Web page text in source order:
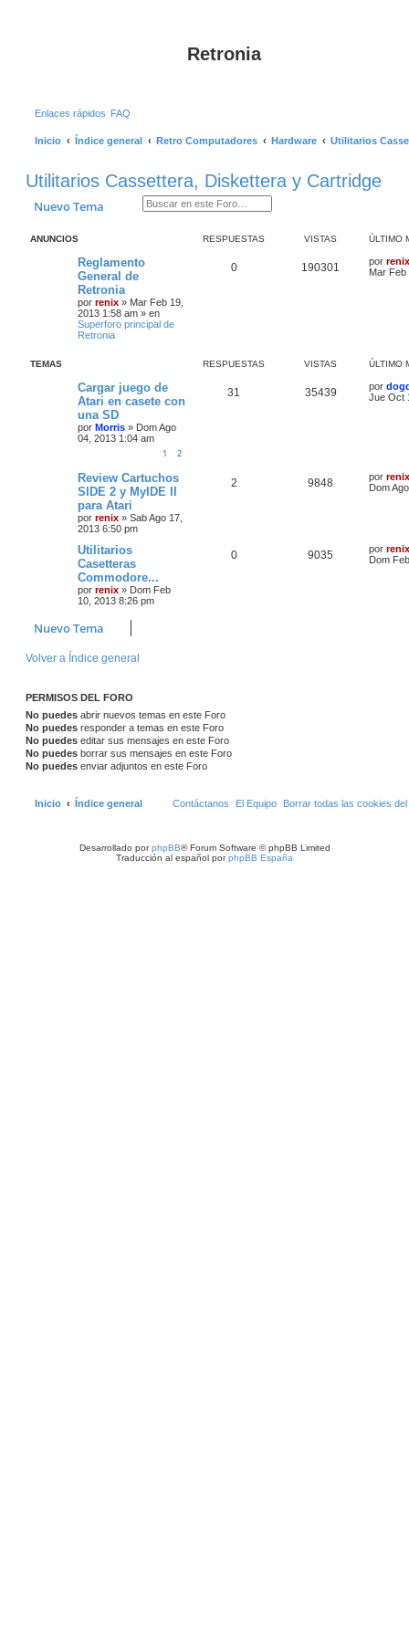
Retronia
Enlaces rápidos FAQ
Inicio Índice general Retro Computadores Hardware Utilitarios
Utilitarios Cassettera, Diskettera y Cartridge
Nuevo Tema Buscar
Búsqueda avanzada
ANUNCIOS RESPUESTAS VISTAS ÚLTIMO
Reglamento
General de
Retronia
por renix » Mar Feb 19,
2013 1:58 am » en
Superforo principal de
Retronia
0 190301 por renix
Mar Feb
TEMAS RESPUESTAS VISTAS ÚLTIMO
Cargar juego de
Atari en casete con
una SD
por Morris » Dom Ago
04, 2013 1:04 am
1 2
31 35439 por
Jue Oct
Review Cartuchos
SIDE 2 y MyIDE II
para Atari
por renix » Sab Ago 17,
2013 6:50 pm
2 9848 por renix
Dom
Utilitarios
Casetteras
Commodore...
por renix » Dom Feb
10, 2013 8:26 pm
0 9035 por renix
Dom
Nuevo Tema
Volver a Índice general
PERMISOS DEL FORO
No puedes abrir nuevos temas en este Foro
No puedes responder a temas en este Foro
No puedes editar sus mensajes en este Foro
No puedes borrar sus mensajes en este Foro
No puedes enviar adjuntos en este Foro
Inicio Índice general Borrar todas las cookies del
El Equipo
Contáctanos
Desarrollado porphpBB® Forum Software © phpBB Limited
Traducción al español porphpBB España